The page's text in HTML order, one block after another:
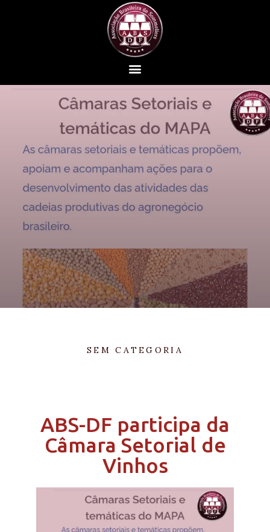
SEM CATEGORIA
ABS-DF participa da
Câmara Setorial de
Vinhos